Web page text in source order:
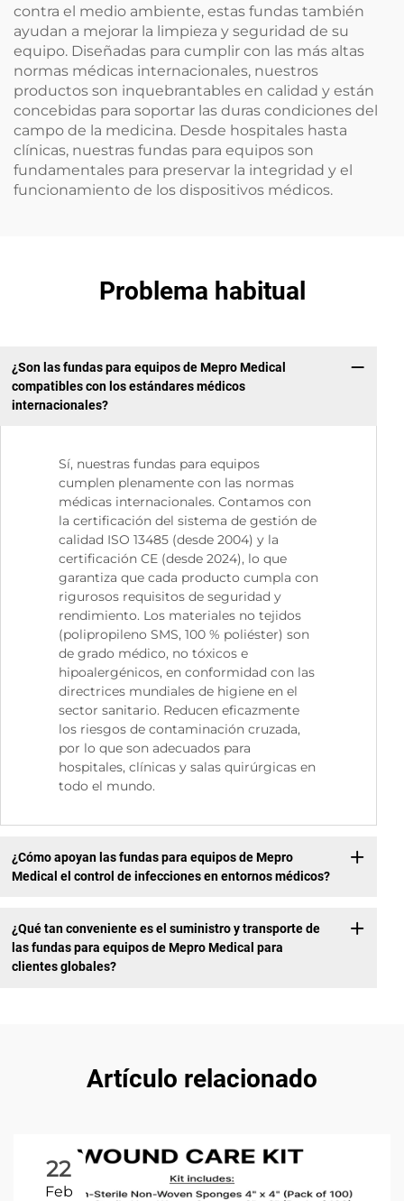
contra el medio ambiente, estas fundas también
ayudan a mejorar la limpieza y seguridad de su
equipo. Diseñadas para cumplir con las más altas
normas médicas internacionales, nuestros
productos son inquebrantables en calidad y están
concebidas para soportar las duras condiciones del
campo de la medicina. Desde hospitales hasta
clínicas, nuestras fundas para equipos son
fundamentales para preservar la integridad y el
funcionamiento de los dispositivos médicos.
Problema habitual
¿Son las fundas para equipos de Mepro Medical
compatibles con los estándares médicos
internacionales?
Sí, nuestras fundas para equipos
cumplen plenamente con las normas
médicas internacionales. Contamos con
la certificación del sistema de gestión de
calidad ISO 13485 (desde 2004) y la
certificación CE (desde 2024), lo que
garantiza que cada producto cumpla con
rigurosos requisitos de seguridad y
rendimiento. Los materiales no tejidos
(polipropileno SMS, 100 % poliéster) son
de grado médico, no tóxicos e
hipoalergénicos, en conformidad con las
directrices mundiales de higiene en el
sector sanitario. Reducen eficazmente
los riesgos de contaminación cruzada,
por lo que son adecuados para
hospitales, clínicas y salas quirúrgicas en
todo el mundo.
¿Cómo apoyan las fundas para equipos de Mepro
Medical el control de infecciones en entornos médicos?
¿Qué tan conveniente es el suministro y transporte de
las fundas para equipos de Mepro Medical para
clientes globales?
Artículo relacionado
22
Feb